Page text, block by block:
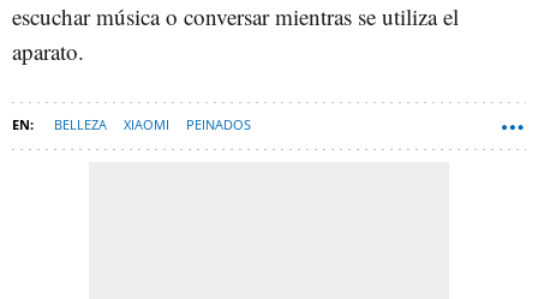
escuchar música o conversar mientras se utiliza el
aparato.
BELLEZA XIAOMI PEINADOS